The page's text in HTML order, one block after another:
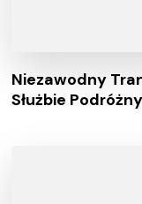
Niezawodny
Służbie